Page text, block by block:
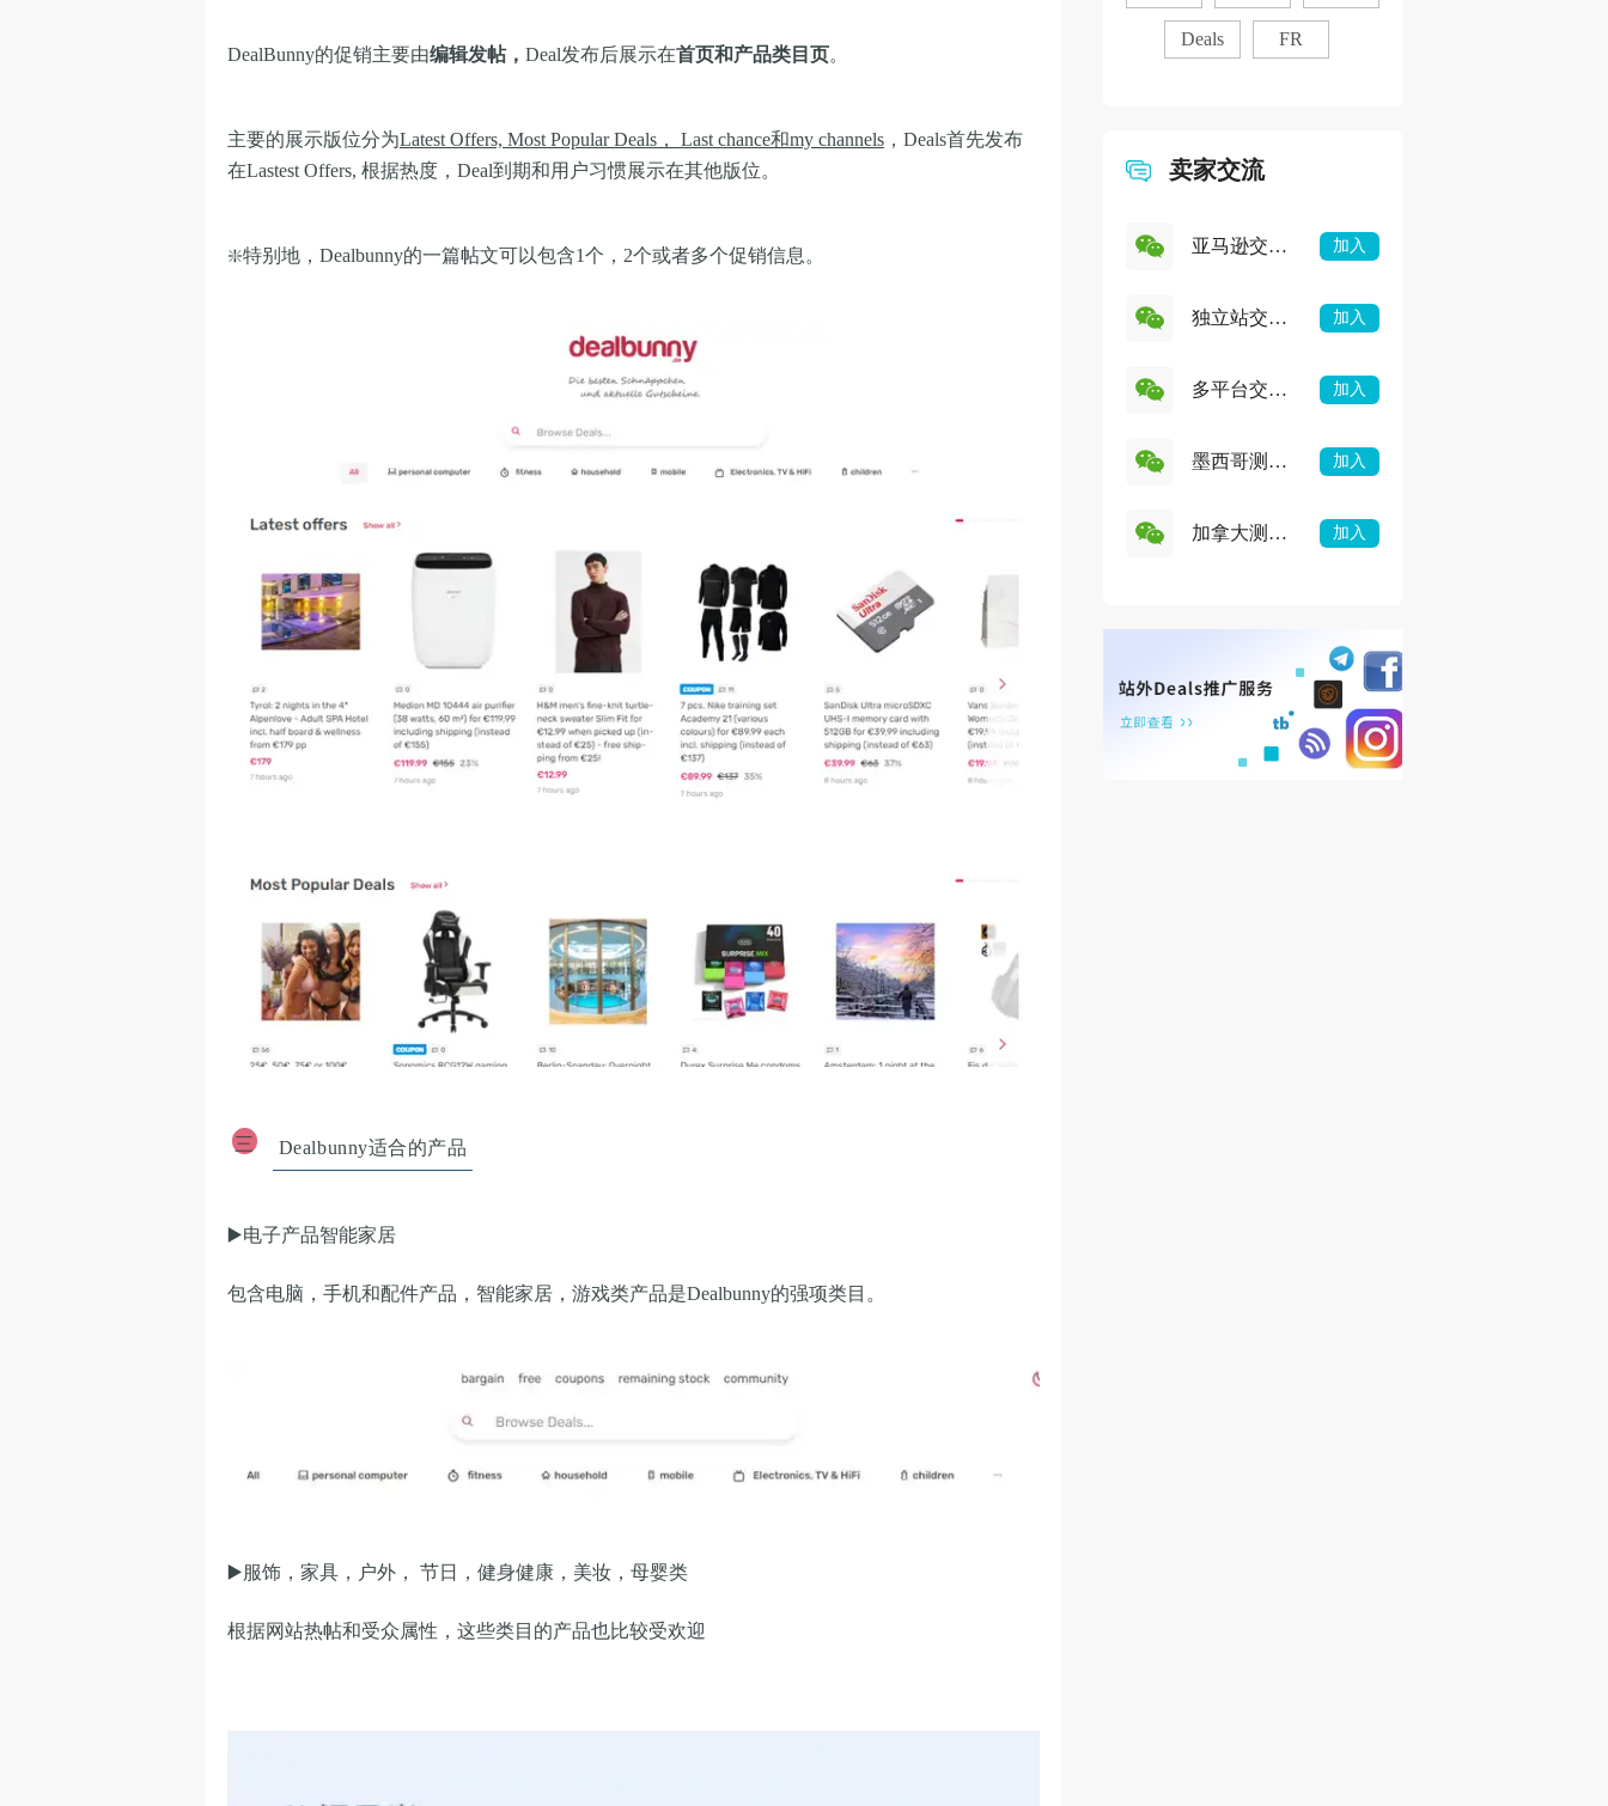
DealBunny的促销主要由编辑发帖， Deal发布后展示在首页和产品类目页。
主要的展示版位分为Latest Offers, Most Popular Deals， Last chance和my channels，Deals首先发布
在Lastest Offers, 根据热度，Deal到期和用户习惯展示在其他版位。
❇️特别地，Dealbunny的一篇帖文可以包含1个，2个或者多个促销信息。
三 Dealbunny适合的产品
▶️电子产品智能家居
包含电脑，手机和配件产品，智能家居，游戏类产品是Dealbunny的强项类目。
▶️服饰，家具，户外， 节日，健身健康，美妆，母婴类
根据网站热帖和受众属性，这些类目的产品也比较受欢迎
品牌
际站
Deals FR
卖家交流
亚马逊交流
加入
独立站交流
加入
多平台交流
加入
墨西哥测评
加入
加拿大测评
加入